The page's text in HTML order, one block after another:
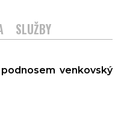
SLUŽBY
venkovský